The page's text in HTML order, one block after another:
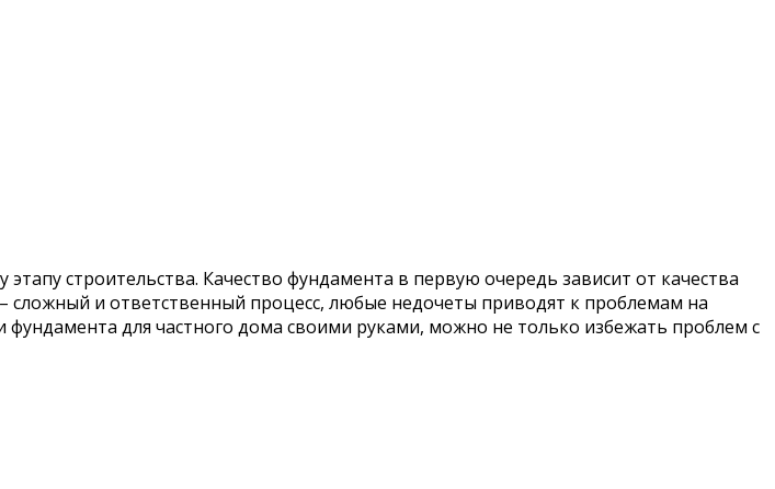
строительства. Качество фундамента в первую очередь зависит от качества
сложный и ответственный процесс, любые недочеты приводят к проблемам на
для частного дома своими руками, можно не только избежать проблем с